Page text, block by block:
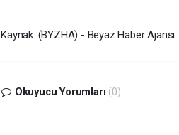
Kaynak: (BYZHA) - Beyaz Haber Ajansı
Okuyucu Yorumları (0)